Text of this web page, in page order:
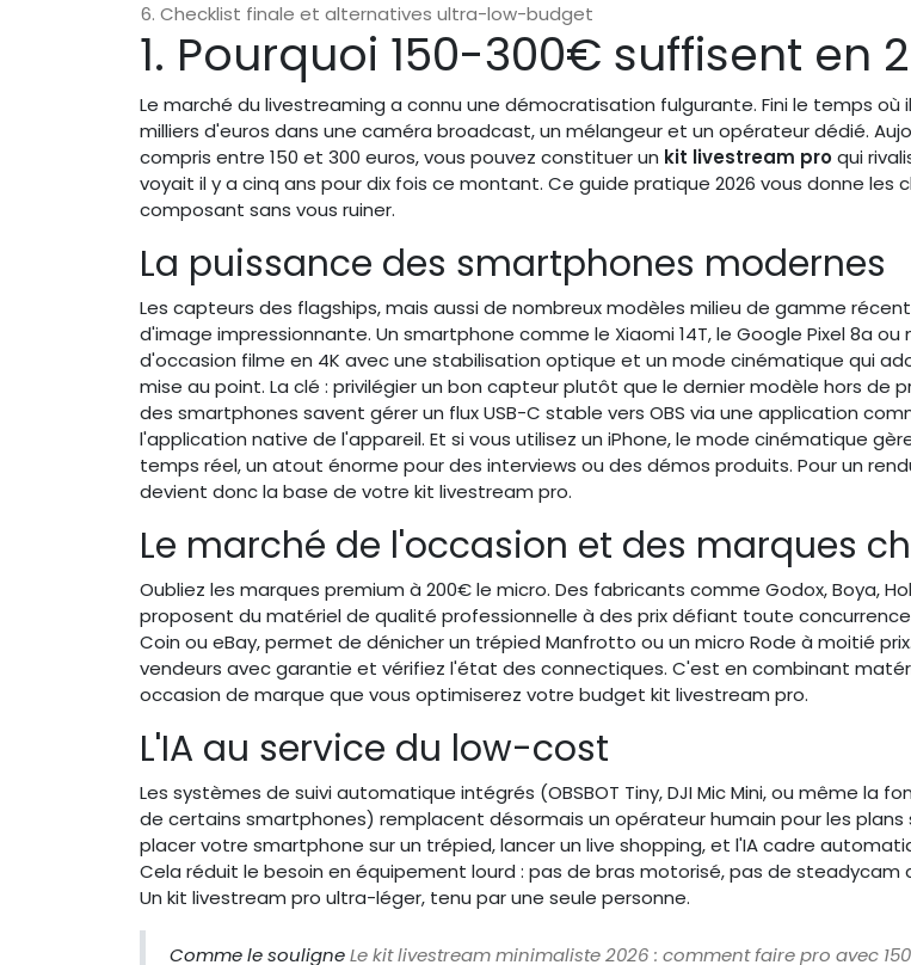
6. Checklist finale et alternatives ultra-low-budget
1. Pourquoi 150-300€ suffisent en
Le marché du livestreaming a connu une démocratisation fulgurante. Fini le temps où
milliers d'euros dans une caméra broadcast, un mélangeur et un opérateur dédié.
compris entre 150 et 300 euros, vous pouvez constituer un kit livestream proqui
voyait il y a cinq ans pour dix fois ce montant. Ce guide pratique 2026 vous donne les
composant sans vous ruiner.
La puissance des smartphones modernes
Les capteurs des flagships, mais aussi de nombreux modèles milieu de gamme
d'image impressionnante. Un smartphone comme le Xiaomi 14T, le Google Pixel 8a ou
d'occasion filme en 4K avec une stabilisation optique et un mode cinématique qui
mise au point. La clé : privilégier un bon capteur plutôt que le dernier modèle hors de
des smartphones savent gérer un flux USB-C stable vers OBS via une application
l'application native de l'appareil. Et si vous utilisez un iPhone, le mode cinématique
temps réel, un atout énorme pour des interviews ou des démos produits. Pour un
devient donc la base de votre kit livestream pro.
Le marché de l'occasion et des marques
Oubliez les marques premium à 200€ le micro. Des fabricants comme Godox, Boya,
proposent du matériel de qualité professionnelle à des prix défiant toute concurrence.
Coin ou eBay, permet de dénicher un trépied Manfrotto ou un micro Rode à moitié
vendeurs avec garantie et vérifiez l'état des connectiques. C'est en combinant
occasion de marque que vous optimiserez votre budget kit livestream pro.
L'IA au service du low-cost
Les systèmes de suivi automatique intégrés (OBSBOT Tiny, DJI Mic Mini, ou même la
de certains smartphones) remplacent désormais un opérateur humain pour les plans
placer votre smartphone sur un trépied, lancer un live shopping, et l'IA cadre
Cela réduit le besoin en équipement lourd : pas de bras motorisé, pas de steadycam
Un kit livestream pro ultra-léger, tenu par une seule personne.
Comme le souligneLe kit livestream minimaliste 2026 : comment faire pro avec